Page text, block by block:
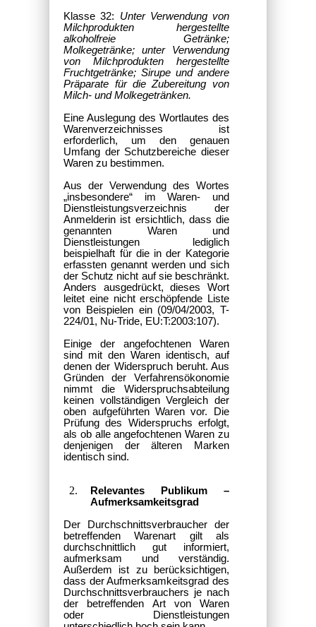
Klasse 32: Unter Verwendung von
Milchprodukten hergestellte
alkoholfreie Getränke;
Molkegetränke; unter Verwendung
von Milchprodukten hergestellte
Fruchtgetränke; Sirupe und andere
Präparate für die Zubereitung von
Milch- und Molkegetränken.
Eine Auslegung des Wortlautes des
Warenverzeichnisses ist
erforderlich, um den genauen
Umfang der Schutzbereiche dieser
Waren zu bestimmen.
Aus der Verwendung des Wortes
„insbesondere“ im Waren- und
Dienstleistungsverzeichnis der
Anmelderin ist ersichtlich, dass die
genannten Waren und
Dienstleistungen lediglich
beispielhaft für die in der Kategorie
erfassten genannt werden und sich
der Schutz nicht auf sie beschränkt.
Anders ausgedrückt, dieses Wort
leitet eine nicht erschöpfende Liste
von Beispielen ein (09/04/2003, T-
224/01, Nu-Tride, EU:T:2003:107).
Einige der angefochtenen Waren
sind mit den Waren identisch, auf
denen der Widerspruch beruht. Aus
Gründen der Verfahrensökonomie
nimmt die Widerspruchsabteilung
keinen vollständigen Vergleich der
oben aufgeführten Waren vor. Die
Prüfung des Widerspruchs erfolgt,
als ob alle angefochtenen Waren zu
denjenigen der älteren Marken
identisch sind.
Relevantes Publikum –
Aufmerksamkeitsgrad
Der Durchschnittsverbraucher der
betreffenden Warenart gilt als
durchschnittlich gut informiert,
aufmerksam und verständig.
Außerdem ist zu berücksichtigen,
dass der Aufmerksamkeitsgrad des
Durchschnittsverbrauchers je nach
der betreffenden Art von Waren
oder Dienstleistungen